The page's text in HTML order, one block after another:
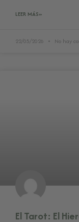
LEER MÁS»
22/05/2026 No hay
El Tarot: El